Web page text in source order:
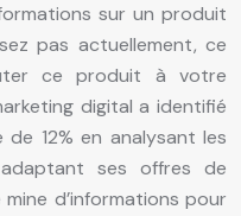
sur un produit
pas actuellement, ce
ce produit à votre
digital a identifié
12% en analysant les
ses offres de
d’informations pour